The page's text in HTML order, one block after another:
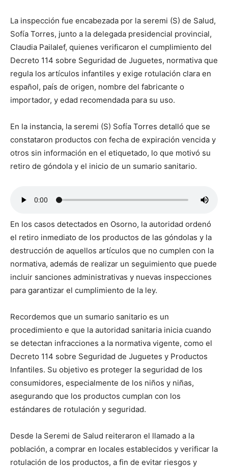
La inspección fue encabezada por la seremi (S) de Salud,
Sofía Torres, junto a la delegada presidencial provincial,
Claudia Pailalef, quienes verificaron el cumplimiento del
Decreto 114 sobre Seguridad de Juguetes, normativa que
regula los artículos infantiles y exige rotulación clara en
español, país de origen, nombre del fabricante o
importador, y edad recomendada para su uso.
En la instancia, la seremi (S) Sofía Torres detalló que se
constataron productos con fecha de expiración vencida y
otros sin información en el etiquetado, lo que motivó su
retiro de góndola y el inicio de un sumario sanitario.
En los casos detectados en Osorno, la autoridad ordenó
el retiro inmediato de los productos de las góndolas y la
destrucción de aquellos artículos que no cumplen con la
normativa, además de realizar un seguimiento que puede
incluir sanciones administrativas y nuevas inspecciones
para garantizar el cumplimiento de la ley.
Recordemos que un sumario sanitario es un
procedimiento e que la autoridad sanitaria inicia cuando
se detectan infracciones a la normativa vigente, como el
Decreto 114 sobre Seguridad de Juguetes y Productos
Infantiles. Su objetivo es proteger la seguridad de los
consumidores, especialmente de los niños y niñas,
asegurando que los productos cumplan con los
estándares de rotulación y seguridad.
Desde la Seremi de Salud reiteraron el llamado a la
población, a comprar en locales establecidos y verificar la
rotulación de los productos, a fin de evitar riesgos y